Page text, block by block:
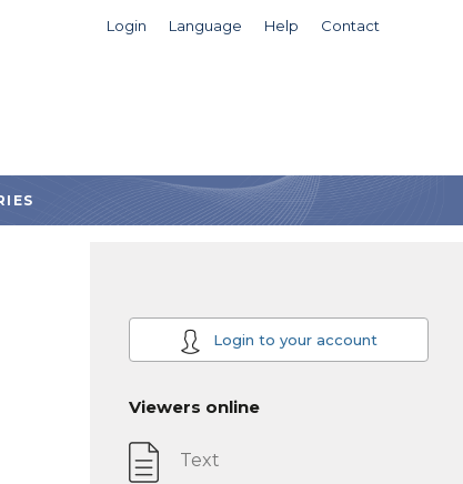
Login Language Help Contact
Login to your account
Viewers online
Text